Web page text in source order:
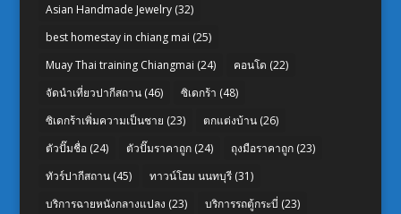
Asian Handmade Jewelry(32)
best homestay in chiang mai (25)
Muay Thai training Chiangmai (24) คอนโด (22)
จัดนำเที่ยวปากีสถาน(46) ซิเดกร้า (48)
ซิเดกร้าเพิ่มความเป็นชาย (23) ตกแต่งบ้าน(26)
ตัวปั๊มชื่อ(24) ตัวปั๊มราคาถูก(24) ถุงมือราคาถูก(23)
ทัวร์ปากีสถาน(45) ทาวน์โฮม นนทบุรี(31)
บริการฉายหนังกลางแปลง (23) บริการรถตู้กระบี่ (23)